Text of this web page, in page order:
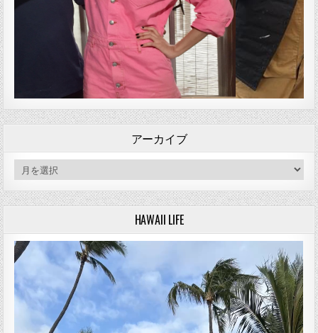
アーカイブ
アーカイブ
HAWAII LIFE